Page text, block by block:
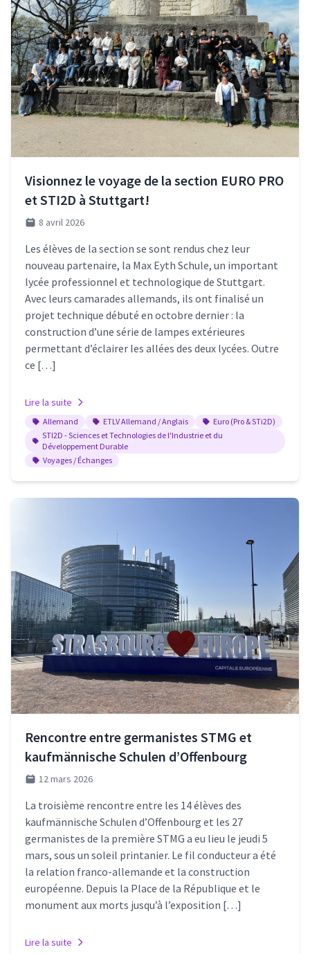
Visionnez le voyage de la section EURO PRO
et STI2D à Stuttgart!
8 avril 2026
Les élèves de la section se sont rendus chez leur
nouveau partenaire, la Max Eyth Schule, un important
lycée professionnel et technologique de Stuttgart.
Avec leurs camarades allemands, ils ont finalisé un
projet technique débuté en octobre dernier : la
construction d’une série de lampes extérieures
permettant d’éclairer les allées des deux lycées. Outre
ce […]
Lire la suite
Allemand ETLV Allemand / Anglais
Euro (Pro & STi2D)
STI2D - Sciences et Technologies de l'Industrie et du
Développement Durable
Voyages / Échanges
Rencontre entre germanistes STMG et
kaufmännische Schulen d’Offenbourg
12 mars 2026
La troisième rencontre entre les 14 élèves des
kaufmännische Schulen d’Offenbourg et les 27
germanistes de la première STMG a eu lieu le jeudi 5
mars, sous un soleil printanier. Le fil conducteur a été
la relation franco-allemande et la construction
européenne. Depuis la Place de la République et le
monument aux morts jusqu’à l’exposition […]
Lire la suite